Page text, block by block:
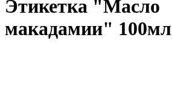
Этикетка "Масло
макадамии" 100мл